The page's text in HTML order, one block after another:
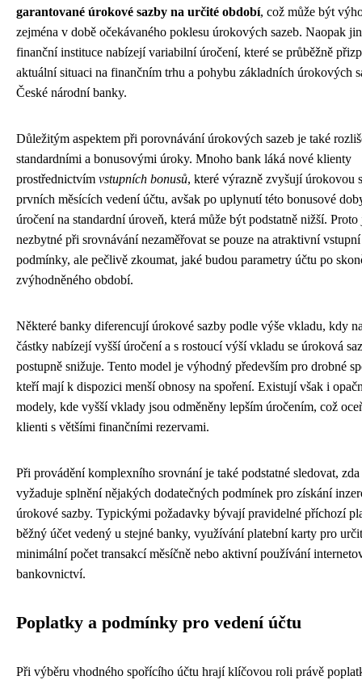
garantované úrokové sazby na určité období, což může být
zejména v době očekávaného poklesu úrokových sazeb. Naopak
finanční instituce nabízejí variabilní úročení, které se průběžně
aktuální situaci na finančním trhu a pohybu základních úrokových
České národní banky.
Důležitým aspektem při porovnávání úrokových sazeb je také
standardními a bonusovými úroky. Mnoho bank láká nové klienty
prostřednictvím vstupních bonusů, které výrazně zvyšují úrokovou
prvních měsících vedení účtu, avšak po uplynutí této bonusové
úročení na standardní úroveň, která může být podstatně nižší. Proto
nezbytné při srovnávání nezaměřovat se pouze na atraktivní vstupní
podmínky, ale pečlivě zkoumat, jaké budou parametry účtu po
zvýhodněného období.
Některé banky diferencují úrokové sazby podle výše vkladu, kdy
částky nabízejí vyšší úročení a s rostoucí výší vkladu se úroková
postupně snižuje. Tento model je výhodný především pro drobné
kteří mají k dispozici menší obnosy na spoření. Existují však i
modely, kde vyšší vklady jsou odměněny lepším úročením, což
klienti s většími finančními rezervami.
Při provádění komplexního srovnání je také podstatné sledovat, zda
vyžaduje splnění nějakých dodatečných podmínek pro získání
úrokové sazby. Typickými požadavky bývají pravidelné příchozí
běžný účet vedený u stejné banky, využívání platební karty pro
minimální počet transakcí měsíčně nebo aktivní používání
bankovnictví.
Poplatky a podmínky pro vedení účtu
Při výběru vhodného spořícího účtu hrají klíčovou roli právě